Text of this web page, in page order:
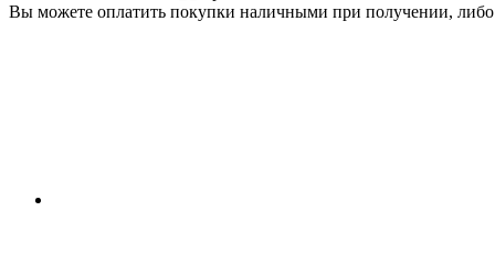
Вы можете оплатить покупки наличными при получении,